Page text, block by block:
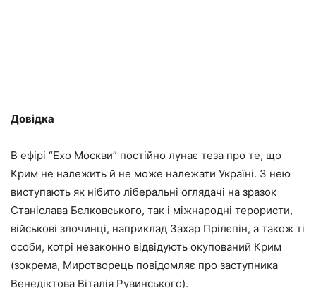
Довідка
В ефірі “Ехо Москви” постійно лунає теза про те, що
Крим не належить й не може належати Україні. З нею
виступають як нібито ліберальні оглядачі на зразок
Станіслава Бєлковського, так і міжнародні терористи,
військові злочинці, наприклад Захар Прілєпін, а також ті
особи, котрі незаконно відвідують окупований Крим
(зокрема, Миротворець повідомляє про заступника
Венедіктова Віталія Рувинського).